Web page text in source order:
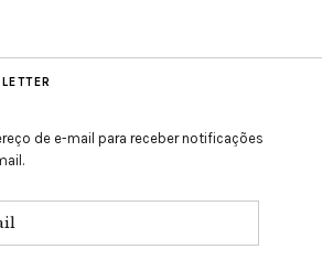
de e-mail para receber notificações